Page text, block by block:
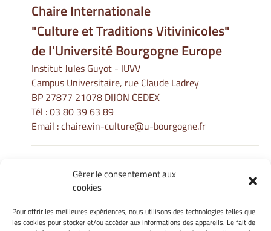
Gérer le consentement aux
cookies
Pour offrir les meilleures expériences, nous utilisons des technologies telles que
les cookies pour stocker et/ou accéder aux informations des appareils. Le fait de
Chaire Internationale
"Culture et Traditions Vitivinicoles"
de l'Université Bourgogne Europe
Institut Jules Guyot - IUVV
Campus Universitaire, rue Claude Ladrey
BP 27877 21078 DIJON CEDEX
Tél :03 80 39 63 89
Email :chaire.vin-culture@u-bourgogne.fr
Informations Légales
Gérer mes cookies
Politique de cookies